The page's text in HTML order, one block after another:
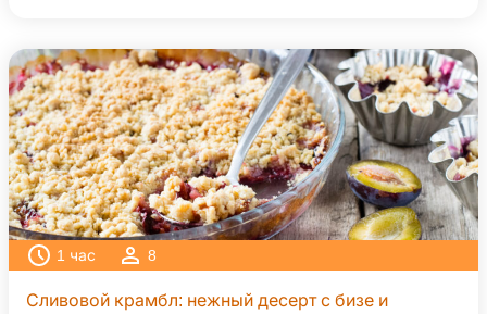
1 час 8
Сливовой крамбл: нежный десерт с бизе и